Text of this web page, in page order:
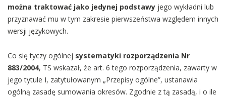
można traktować jako jedynej podstawy jego wykładni lub
przyznawać mu w tym zakresie pierwszeństwa względem innych
wersji językowych.
Co się tyczy ogólnej systematyki rozporządzenia Nr
883/2004, TS wskazał, że art. 6 tego rozporządzenia, zawarty w
jego tytule I, zatytułowanym „Przepisy ogólne”, ustanawia
ogólną zasadę sumowania okresów. Zgodnie z tą zasadą, i o ile